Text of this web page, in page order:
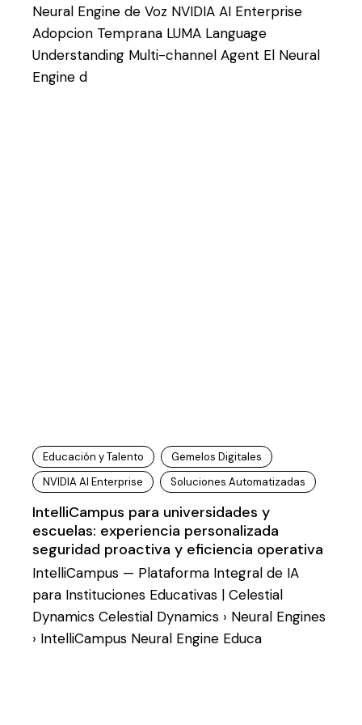
Neural Engine de Voz NVIDIA AI Enterprise
Adopcion Temprana LUMA Language
Understanding Multi-channel Agent El Neural
Engine d
Educación y Talento
Gemelos Digitales
NVIDIA AI Enterprise
Soluciones Automatizadas
IntelliCampus para universidades y
escuelas: experiencia personalizada
seguridad proactiva y eficiencia operativa
IntelliCampus — Plataforma Integral de IA
para Instituciones Educativas | Celestial
Dynamics Celestial Dynamics › Neural Engines
› IntelliCampus Neural Engine Educa